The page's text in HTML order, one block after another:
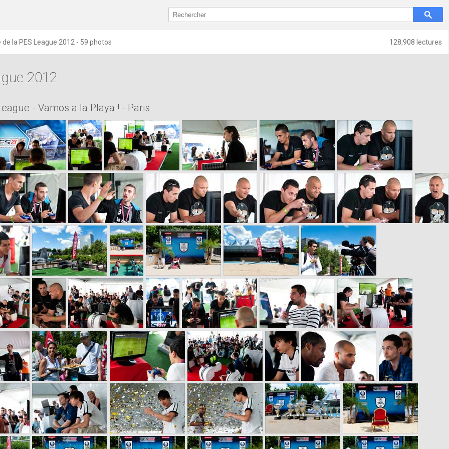
128,908 lectures
de la PES League 2012 - 59 photos
2012
- Vamos a la Playa ! - Paris